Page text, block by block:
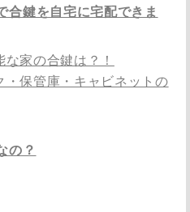
合鍵を自宅に宅配できま
な家の合鍵は？！
・保管庫・キャビネットの
の？